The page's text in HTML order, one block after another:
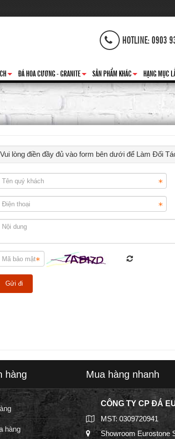
HOTLINE: 0903
+ +
ĐÁ HOA CƯƠNG - GRANITE
+
SẢN PHẨM KHÁC HẠNG MỤC
Vui lòng điền đầy đủ vào form bên dưới để Làm Đối
hàng
hàng
Mua hàng nhanh
CÔNG TY CP ĐÁ
MST: 0309720941
Showroom Eurostone